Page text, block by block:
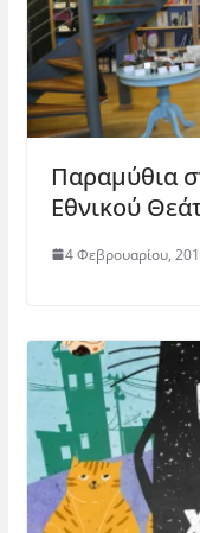
Παραμύθια
Εθνικού
4 Φεβρουαρίου,